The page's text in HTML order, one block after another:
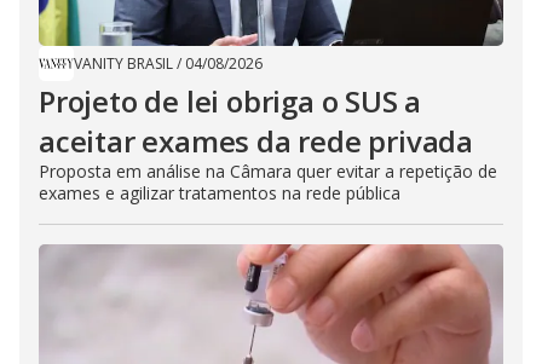
VANITY BRASIL/ 04/08/2026
Projeto de lei obriga o SUS a
aceitar exames da rede privada
Proposta em análise na Câmara quer evitar a repetição de
exames e agilizar tratamentos na rede pública